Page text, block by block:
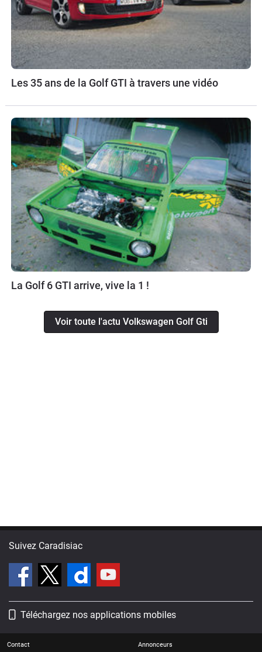
Les 35 ans de la Golf GTI à travers une vidéo
La Golf 6 GTI arrive, vive la 1 !
Voir toute l'actu Volkswagen Golf Gti
Suivez Caradisiac
Téléchargez nos applications mobiles
Contact Annonceurs